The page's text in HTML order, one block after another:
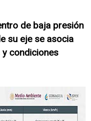
de baja presión
su eje se asocia
condiciones